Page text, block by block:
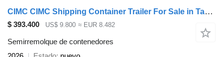
CIMC CIMC Shipping Container Trailer For Sale in Tanzania
$ 393.400 US$ 9.800 ≈ EUR 8.482
Semirremolque de contenedores